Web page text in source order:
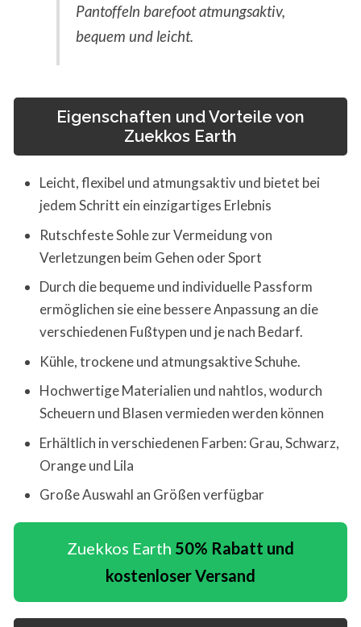
Pantoffeln barefoot atmungsaktiv,
bequem und leicht.
Eigenschaften und Vorteile von
Zuekkos Earth
Leicht, flexibel und atmungsaktiv und bietet bei
jedem Schritt ein einzigartiges Erlebnis
Rutschfeste Sohle zur Vermeidung von
Verletzungen beim Gehen oder Sport
Durch die bequeme und individuelle Passform
ermöglichen sie eine bessere Anpassung an die
verschiedenen Fußtypen und je nach Bedarf.
Kühle, trockene und atmungsaktive Schuhe.
Hochwertige Materialien und nahtlos, wodurch
Scheuern und Blasen vermieden werden können
Erhältlich in verschiedenen Farben: Grau, Schwarz,
Orange und Lila
Große Auswahl an Größen verfügbar
Zuekkos Earth 50% Rabatt und
kostenloser Versand